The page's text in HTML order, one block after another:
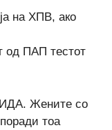
на ХПВ, ако
од ПАП тестот
Жените со
тоа